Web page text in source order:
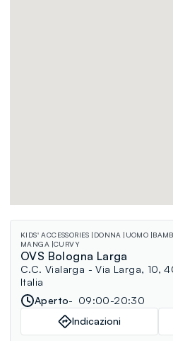
KIDS' ACCESSORIES DONNA UOMO
MANGA CURVY
OVS Bologna Larga
C.C. Vialarga - Via Larga, 10,
Italia
Aperto
09:00-20:30
Indicazioni